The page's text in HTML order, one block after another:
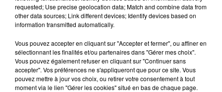
rémois. Le magasin JouéClub est contraint de
fermer ses portes.
TITRES DIFFUSÉS
15h26
15h26 15h23
15h23
requested; Use precise geolocation data; Match and combine data from
other data sources; Link different devices; Identify devices based on
information transmitted automatically.
Vous pouvez accepter en cliquant sur "Accepter et fermer", ou affiner en
sélectionnant les finalités et/ou partenaires dans "Gérer mes choix".
Vous pouvez également refuser en cliquant sur "Continuer sans
accepter". Vos préférences ne s'appliqueront que pour ce site. Vous
pouvez mettre à jour vos choix, ou retirer votre consentement à tout
moment via le lien "Gérer les cookies" situé en bas de chaque page.